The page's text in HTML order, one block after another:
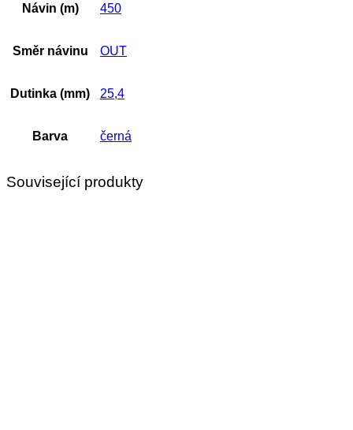
Návin (m) 450
Směr návinu OUT
Dutinka (mm) 25,4
Barva černá
Související produkty